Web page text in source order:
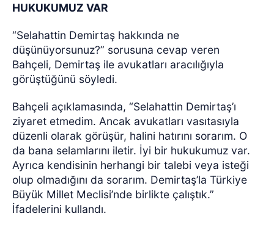
HUKUKUMUZ VAR
“Selahattin Demirtaş hakkında ne
düşünüyorsunuz?” sorusuna cevap veren
Bahçeli, Demirtaş ile avukatları aracılığıyla
görüştüğünü söyledi.
Bahçeli açıklamasında, “Selahattin Demirtaş’ı
ziyaret etmedim. Ancak avukatları vasıtasıyla
düzenli olarak görüşür, halini hatırını sorarım. O
da bana selamlarını iletir. İyi bir hukukumuz var.
Ayrıca kendisinin herhangi bir talebi veya isteği
olup olmadığını da sorarım. Demirtaş’la Türkiye
Büyük Millet Meclisi’nde birlikte çalıştık.”
İfadelerini kullandı.